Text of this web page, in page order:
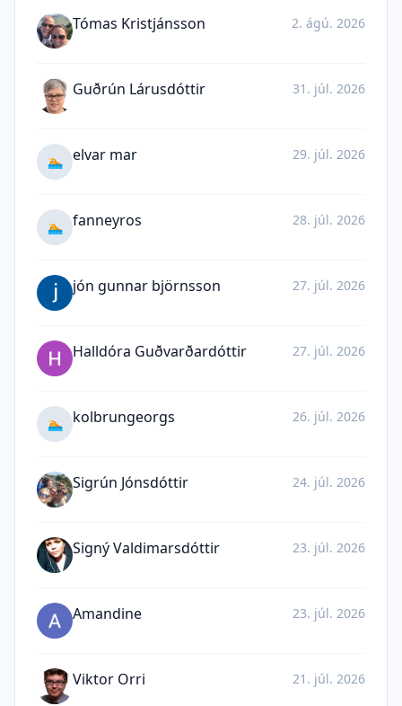
Tómas Kristjánsson 2. ágú. 2026
Guðrún Lárusdóttir 31. júl. 2026
🏊 elvar mar 29. júl. 2026
🏊 fanneyros 28. júl. 2026
jón gunnar björnsson 27. júl. 2026
Halldóra Guðvarðardóttir 27. júl. 2026
🏊 kolbrungeorgs 26. júl. 2026
Sigrún Jónsdóttir 24. júl. 2026
Signý Valdimarsdóttir 23. júl. 2026
Amandine 23. júl. 2026
Viktor Orri 21. júl. 2026